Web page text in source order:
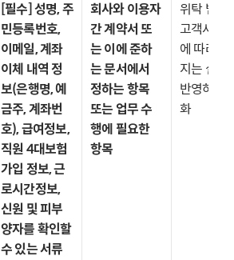
[필수] 성명, 주
민등록번호,
이메일, 계좌
이체 내역 정
보(은행명, 예
금주, 계좌번
호), 급여정보,
직원 4대보험
가입 정보, 근
로시간정보,
신원 및 피부
양자를 확인할
수 있는 서류
회사와 이용자
간 계약서 또
는 이에 준하
는 문서에서
정하는 항목
또는 업무 수
행에 필요한
항목
위탁 범위
고객사별
에 따라 달
지는 실무
반영하여
화